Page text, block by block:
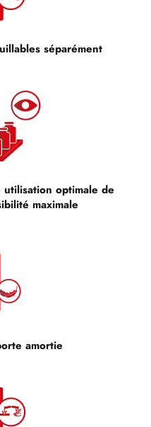
séparément
utilisation optimale de
maximale
amortie